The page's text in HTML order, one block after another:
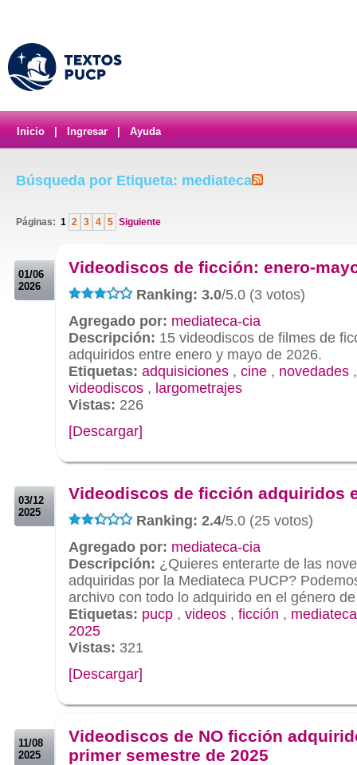
Inicio Ingresar Ayuda
Búsqueda por Etiqueta: mediateca
Páginas: 1 2 3 4 5 Siguiente
01/06
2026
Videodiscos de ficción: enero-
Ranking: 3.0/5.0 (3 votos)
Agregado por: mediateca-cia
Descripción: 15 videodiscos de filmes de
adquiridos entre enero y mayo de 2026.
Etiquetas: adquisiciones , cine , novedades
videodiscos , largometrajes
Vistas: 226
[Descargar]
03/12
2025
Videodiscos de ficción adquiridos
Ranking: 2.4/5.0 (25 votos)
Agregado por: mediateca-cia
Descripción: ¿Quieres enterarte de las
adquiridas por la Mediateca PUCP?
archivo con todo lo adquirido en el género
Etiquetas: pucp , videos , ficción , mediateca
2025
Vistas: 321
[Descargar]
11/08
2025
Videodiscos de NO ficción
primer semestre de 2025